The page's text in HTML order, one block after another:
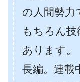
の人間勢力
もちろん
あります。
長編。連載